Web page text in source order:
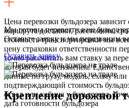
Цена перевозки бульдозера зависит
маршрута доставки, расстояния,
стоимость транспортировки мы
цену страховки ответственности
точно рассчитать вам ставку за
которая будет неизменна.
данные по грузу, модель, схему
подтверждающий стоимость
отвал или кабина у бульдозера,
дата готовности бульдозера
Мы готовы перевезти ваш
Оставьте заявку и мы перезвоним
Оставить заявку
Крепление дорожной